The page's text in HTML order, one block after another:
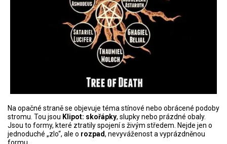
Na opačné straně se objevuje téma stínové nebo obrácené podoby
stromu. Tou jsou Klipot: skořápky, slupky nebo prázdné obaly.
Jsou to formy, které ztratily spojení s živým středem. Nejde jen o
jednoduché „zlo“, ale o rozpad, nevyváženost a vyprázdněnou